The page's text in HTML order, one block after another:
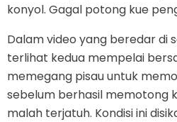
konyol. Gagal potong kue
Dalam video yang beredar di
terlihat kedua mempelai
memegang pisau untuk
sebelum berhasil memotong
malah terjatuh. Kondisi ini